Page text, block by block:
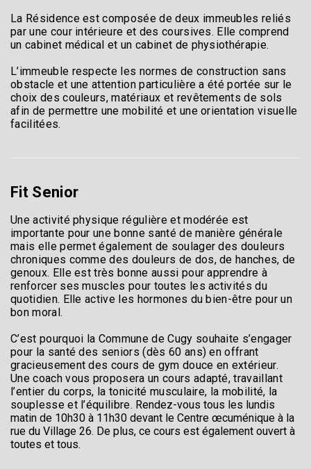
La Résidence est composée de deux immeubles reliés
par une cour intérieure et des coursives. Elle comprend
un cabinet médical et un cabinet de physiothérapie.
L’immeuble respecte les normes de construction sans
obstacle et une attention particulière a été portée sur le
choix des couleurs, matériaux et revêtements de sols
afin de permettre une mobilité et une orientation visuelle
facilitées.
Fit Senior
Une activité physique régulière et modérée est
importante pour une bonne santé de manière générale
mais elle permet également de soulager des douleurs
chroniques comme des douleurs de dos, de hanches, de
genoux. Elle est très bonne aussi pour apprendre à
renforcer ses muscles pour toutes les activités du
quotidien. Elle active les hormones du bien-être pour un
bon moral.
C’est pourquoi la Commune de Cugy souhaite s’engager
pour la santé des seniors (dès 60 ans) en offrant
gracieusement des cours de gym douce en extérieur.
Une coach vous proposera un cours adapté, travaillant
l’entier du corps, la tonicité musculaire, la mobilité, la
souplesse et l’équilibre. Rendez-vous tous les lundis
matin de 10h30 à 11h30 devant le Centre œcuménique à la
rue du Village 26. De plus, ce cours est également ouvert à
toutes et tous.